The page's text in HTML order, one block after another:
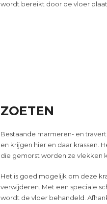
wordt bereikt door de vloer
ZOETEN
Bestaande marmeren- en
en krijgen hier en daar krassen.
die gemorst worden ze vlekken
Het is goed mogelijk om deze
verwijderen. Met een speciale
wordt de vloer behandeld.